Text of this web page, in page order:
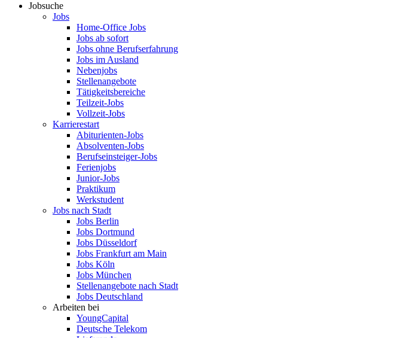
Jobsuche
Jobs
Home-Office Jobs
Jobs ab sofort
Jobs ohne Berufserfahrung
Jobs im Ausland
Nebenjobs
Stellenangebote
Tätigkeitsbereiche
Teilzeit-Jobs
Vollzeit-Jobs
Karrierestart
Abiturienten-Jobs
Absolventen-Jobs
Berufseinsteiger-Jobs
Ferienjobs
Junior-Jobs
Praktikum
Werkstudent
Jobs nach Stadt
Jobs Berlin
Jobs Dortmund
Jobs Düsseldorf
Jobs Frankfurt am Main
Jobs Köln
Jobs München
Stellenangebote nach Stadt
Jobs Deutschland
Arbeiten bei
YoungCapital
Deutsche Telekom